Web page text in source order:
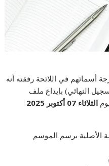
أسمائهم في اللائحة رفقته أنه
النهائي) بإيداع ملف
الثلاثاء 07 أكتوبر 2025
الأصلية برسم الموسم